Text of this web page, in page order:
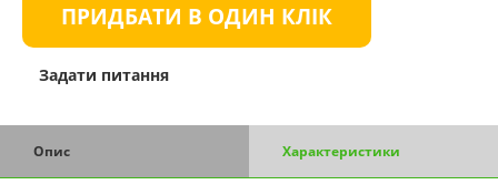
ПРИДБАТИ В ОДИН КЛІК
Задати питання
Опис Характеристики